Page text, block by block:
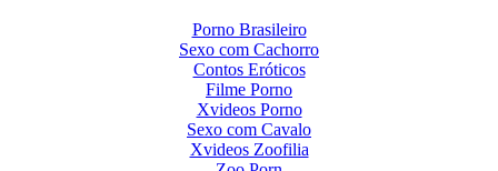
Porno Brasileiro
Sexo com Cachorro
Contos Eróticos
Filme Porno
Xvideos Porno
Sexo com Cavalo
Xvideos Zoofilia